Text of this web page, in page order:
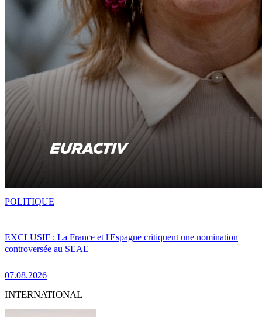
EXCLUSIF : La France et l'Espagne critiquent une nomination
controversée au SEAE
07.08.2026
POLITIQUE
INTERNATIONAL